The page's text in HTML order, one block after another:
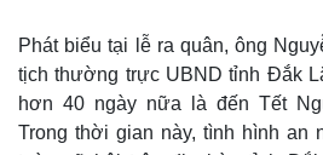
Phát biểu tại lễ ra quân, ông
tịch thường trực UBND tỉnh Đắk
hơn 40 ngày nữa là đến Tết
Trong thời gian này, tình hình an